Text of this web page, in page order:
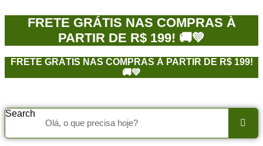
FRETE GRÁTIS NAS COMPRAS À
PARTIR DE R$ 199! 🚚💚
FRETE GRÁTIS NAS COMPRAS À PARTIR DE R$ 199!
🚚💚
Search